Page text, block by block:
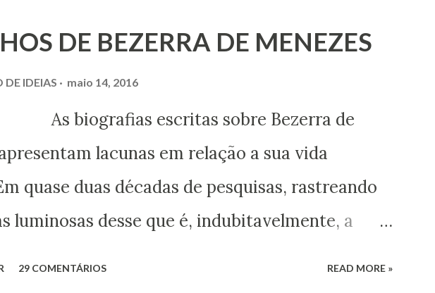
DE BEZERRA DE MENEZES
DE IDEIAS maio 14, 2016
escritas sobre Bezerra de
lacunas em relação a sua vida
quase duas décadas de pesquisas, rastreando
luminosas desse que é, indubitavelmente, a
29 COMENTÁRIOS READ MORE »